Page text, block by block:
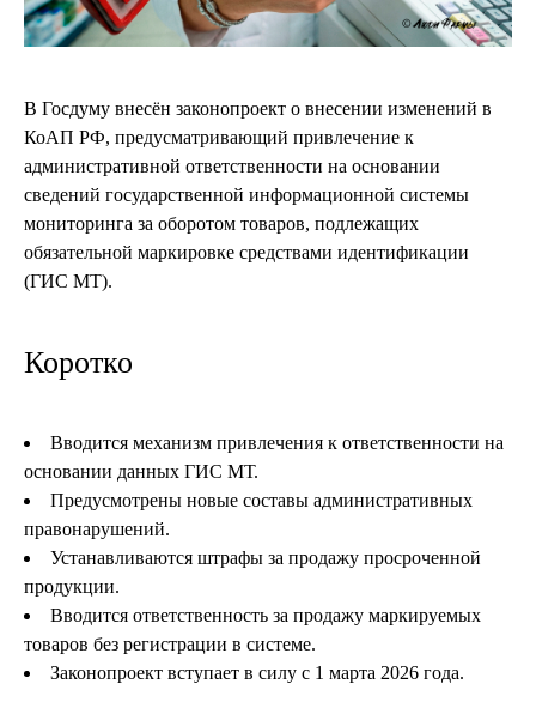
В Госдуму внесён законопроект о внесении изменений в
КоАП РФ, предусматривающий привлечение к
административной ответственности на основании
сведений государственной информационной системы
мониторинга за оборотом товаров, подлежащих
обязательной маркировке средствами идентификации
(ГИС МТ).
Коротко
Вводится механизм привлечения к ответственности на
основании данных ГИС МТ.
Предусмотрены новые составы административных
правонарушений.
Устанавливаются штрафы за продажу просроченной
продукции.
Вводится ответственность за продажу маркируемых
товаров без регистрации в системе.
Законопроект вступает в силу с 1 марта 2026 года.